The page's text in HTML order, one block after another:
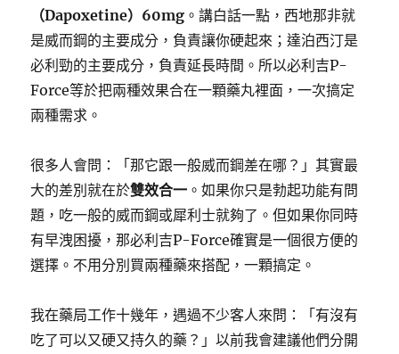
（Dapoxetine）60mg 。講白話一點，西地那非就
是威而鋼的主要成分，負責讓你硬起來；達泊西汀是
必利勁的主要成分，負責延長時間。所以必利吉P-
Force等於把兩種效果合在一顆藥丸裡面，一次搞定
兩種需求。
很多人會問：「那它跟一般威而鋼差在哪？」其實最
大的差別就在於雙效合一 。如果你只是勃起功能有問
題，吃一般的威而鋼或犀利士就夠了。但如果你同時
有早洩困擾，那必利吉P-Force確實是一個很方便的
選擇。不用分別買兩種藥來搭配，一顆搞定。
我在藥局工作十幾年，遇過不少客人來問：「有沒有
吃了可以又硬又持久的藥？」以前我會建議他們分開